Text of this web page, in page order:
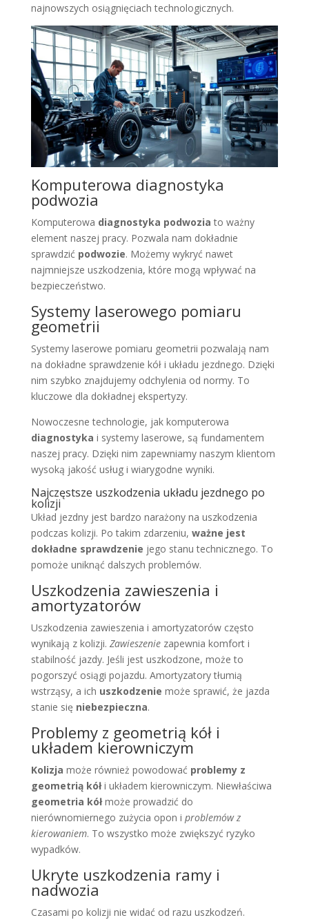
najnowszych osiągnięciach technologicznych.
Komputerowa diagnostyka
podwozia
Komputerowa diagnostyka podwozia to ważny
element naszej pracy. Pozwala nam dokładnie
sprawdzić podwozie. Możemy wykryć nawet
najmniejsze uszkodzenia, które mogą wpływać na
bezpieczeństwo.
Systemy laserowego pomiaru
geometrii
Systemy laserowe pomiaru geometrii pozwalają nam
na dokładne sprawdzenie kół i układu jezdnego. Dzięki
nim szybko znajdujemy odchylenia od normy. To
kluczowe dla dokładnej ekspertyzy.
Nowoczesne technologie, jak komputerowa
diagnostyka i systemy laserowe, są fundamentem
naszej pracy. Dzięki nim zapewniamy naszym klientom
wysoką jakość usług i wiarygodne wyniki.
Najczęstsze uszkodzenia układu jezdnego po
kolizji
Układ jezdny jest bardzo narażony na uszkodzenia
podczas kolizji. Po takim zdarzeniu, ważne jest
dokładne sprawdzenie jego stanu technicznego. To
pomoże uniknąć dalszych problemów.
Uszkodzenia zawieszenia i
amortyzatorów
Uszkodzenia zawieszenia i amortyzatorów często
wynikają z kolizji. Zawieszeniezapewnia komfort i
stabilność jazdy. Jeśli jest uszkodzone, może to
pogorszyć osiągi pojazdu. Amortyzatory tłumią
wstrząsy, a ich uszkodzenie może sprawić, że jazda
stanie się niebezpieczna.
Problemy z geometrią kół i
układem kierowniczym
Kolizja może również powodować problemy z
geometrią kółi układem kierowniczym. Niewłaściwa
geometria kółmoże prowadzić do
nierównomiernego zużycia opon i problemów z
kierowaniem. To wszystko może zwiększyć ryzyko
wypadków.
Ukryte uszkodzenia ramy i
nadwozia
Czasami po kolizji nie widać od razu uszkodzeń.